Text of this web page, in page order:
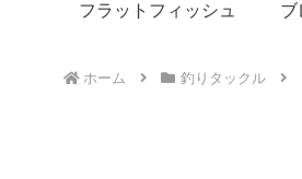
フラットフィッシュ ブ
ホーム 釣りタックル